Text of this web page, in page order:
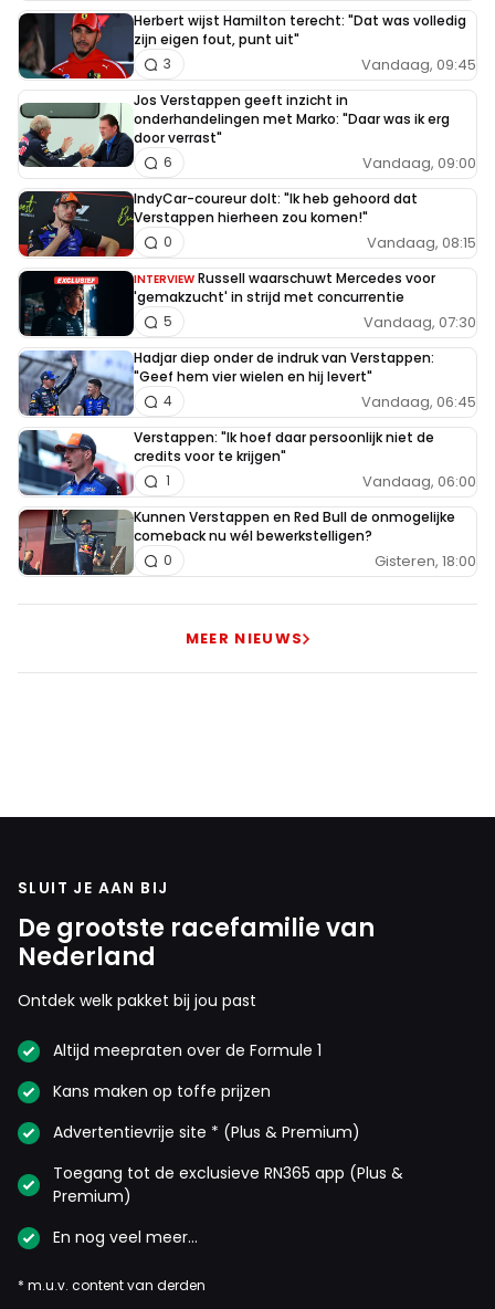
Herbert wijst Hamilton terecht: "Dat was volledig
zijn eigen fout, punt uit"
Vandaag, 09:45
3
Jos Verstappen geeft inzicht in
onderhandelingen met Marko: "Daar was ik erg
door verrast"
Vandaag, 09:00
6
IndyCar-coureur dolt: "Ik heb gehoord dat
Verstappen hierheen zou komen!"
Vandaag, 08:15
0
INTERVIEW Russell waarschuwt Mercedes voor
'gemakzucht' in strijd met concurrentie
Vandaag, 07:30
5
Hadjar diep onder de indruk van Verstappen:
"Geef hem vier wielen en hij levert"
Vandaag, 06:45
4
Verstappen: "Ik hoef daar persoonlijk niet de
credits voor te krijgen"
Vandaag, 06:00
1
Kunnen Verstappen en Red Bull de onmogelijke
comeback nu wél bewerkstelligen?
Gisteren, 18:00
0
MEER NIEUWS
SLUIT JE AAN BIJ
De grootste racefamilie van
Nederland
Ontdek welk pakket bij jou past
Altijd meepraten over de Formule 1
Kans maken op toffe prijzen
Advertentievrije site * (Plus & Premium)
Toegang tot de exclusieve RN365 app (Plus &
Premium)
En nog veel meer…
* m.u.v. content van derden